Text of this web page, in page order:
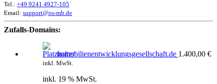
Tel.: +49 9241 4927-105
Email: support@os-mb.de
Zufalls-Domains:
immobilienentwicklungsgesellschaft.de 1.400,00 €
inkl. MwSt.
inkl. 19 % MwSt.